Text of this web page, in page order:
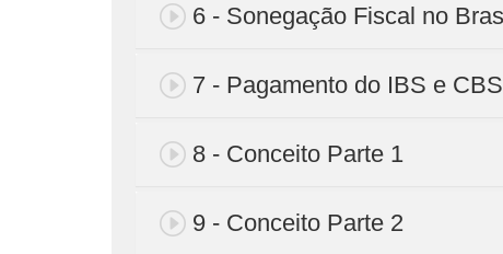
6 - Sonegação Fiscal no
7 - Pagamento do IBS e CBS
8 - Conceito Parte 1
9 - Conceito Parte 2